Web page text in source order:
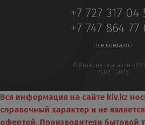
+7 727 317 04
+7 747 864 77
Все контакты
© Интернет магазин
2002 - 2026
Вся информация на сайте kiv.kz
справочный характер и не
офертой. Производители бытовой